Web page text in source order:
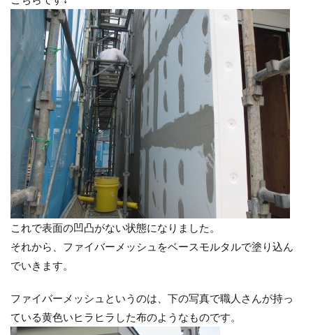
これで表面の凹凸がない状態になりました。
それから、ファイバーメッシュをベースモルタルで塗り込ん
でいきます。
ファイバーメッシュというのは、下の写真で職人さんが持っ
ている黄色いヒラヒラした布のようなものです。